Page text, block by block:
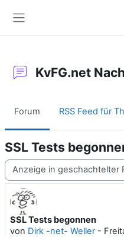
KvFG.net
Forum RSS Feed für
SSL Tests
Anzeigemodus
SSL Tests begonnen
von Dirk -net- Weller-
Anzahl Antworten: 0